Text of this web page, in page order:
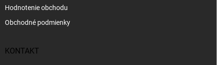
Hodnotenie obchodu
Obchodné podmienky
KONTAKT